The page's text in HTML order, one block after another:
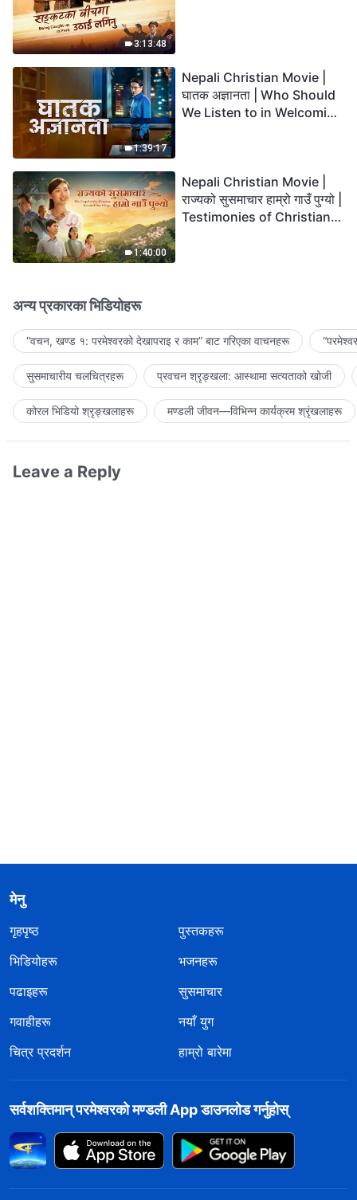
3:13:48
1:39:17
Nepali Christian Movie |
घातक अज्ञानता | Who Should
We Listen to in Welcoming
1:40:00
Nepali Christian Movie |
राज्यको सुसमाचार हाम्रो गाउँ पुग्यो |
Testimonies of Christians
अन्य प्रकारका भिडियोहरू
“वचन, खण्ड १: परमेश्‍वरको देखापराइ र काम” बाट गरिएका वाचनहरू
सुसमाचारीय चलचित्रहरू प्रवचन श्रृङ्खला: आस्थामा सत्यताको खोजी
कोरल भिडियो श्रृङ्खलाहरू मण्डली जीवन—विभिन्‍न कार्यक्रम श्रृंखलाहरू
Leave a Reply
मेनु
गृहपृष्ठ
पुस्तकहरू
भिडियोहरू
भजनहरू
पढाइहरू
सुसमाचार
गवाहीहरू
नयाँ युग
चित्र प्रदर्शन
हाम्रो बारेमा
सर्वशक्तिमान्‌ परमेश्‍वरको मण्डली App डाउनलोड गर्नुहोस्